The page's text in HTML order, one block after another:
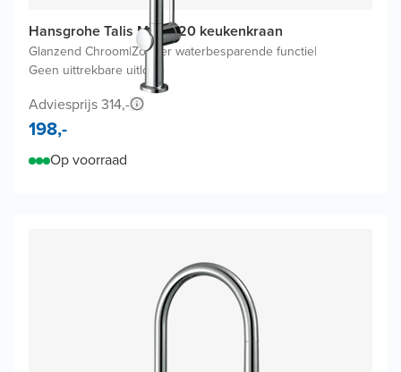
Hansgrohe Talis M54 220 keukenkraan
Glanzend Chroom|Zonder waterbesparende functie|
Geen uittrekbare uitloop
Adviesprijs 314,-
198,-
Op voorraad